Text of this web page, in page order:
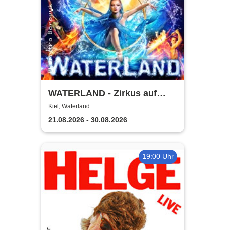
WATERLAND - Zirkus auf
dem Wasser | Kiel
Kiel, Waterland
21.08.2026 - 30.08.2026
19:00 Uhr